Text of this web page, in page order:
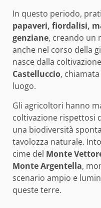
In questo periodo,
papaveri, fiordalisi,
genziane, creando un
anche nel corso della
nasce dalla
Castelluccio, chiamata
luogo.
Gli agricoltori hanno
coltivazione rispettosi
una biodiversità
tavolozza naturale.
cime del Monte
Monte Argentella,
scenario ampio e
queste terre.